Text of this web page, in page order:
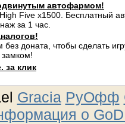
автофармом!
Five x1500. Бесплатный
за 1 час.
доната, чтобы сделать
за клик
Gracia РуОфф
о